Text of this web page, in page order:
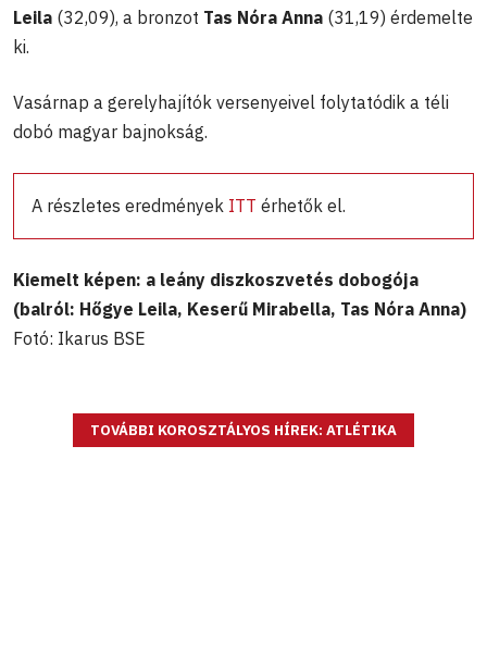
Leila (32,09), a bronzot Tas Nóra Anna (31,19) érdemelte
ki.
Vasárnap a gerelyhajítók versenyeivel folytatódik a téli
dobó magyar bajnokság.
A részletes eredmények ITT érhetők el.
Kiemelt képen: a leány diszkoszvetés dobogója
(balról: Hőgye Leila, Keserű Mirabella, Tas Nóra Anna)
Fotó: Ikarus BSE
TOVÁBBI KOROSZTÁLYOS HÍREK: ATLÉTIKA